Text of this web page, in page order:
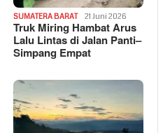
SUMATERA BARAT 21 Juni 2026
Truk Miring Hambat Arus
Lalu Lintas di Jalan Panti–
Simpang Empat